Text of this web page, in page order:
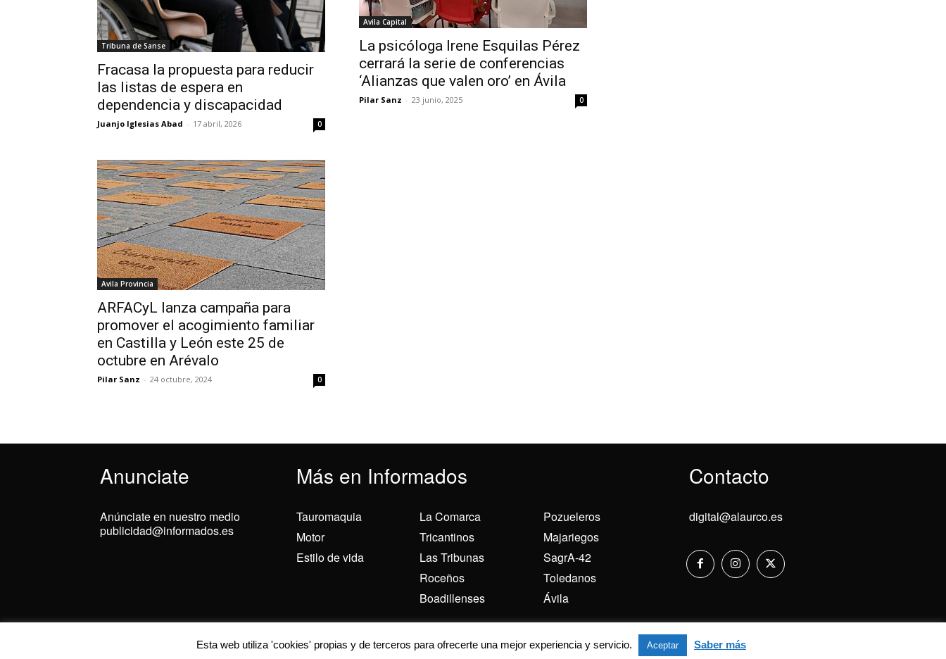
Tribuna de Sanse
Fracasa la propuesta para reducir
las listas de espera en
dependencia y discapacidad
Juanjo Iglesias Abad - 17 abril, 2026 0
Avila Capital
La psicóloga Irene Esquilas Pérez
cerrará la serie de conferencias
‘Alianzas que valen oro’ en Ávila
Pilar Sanz - 23 junio, 2025 0
Avila Provincia
ARFACyL lanza campaña para
promover el acogimiento familiar
en Castilla y León este 25 de
octubre en Arévalo
Pilar Sanz - 24 octubre, 2024 0
Anunciate Más en Informados Contacto
Anúnciate en nuestro medio
publicidad@informados.es
Tauromaquia
Motor
Estilo de vida
La Comarca
Tricantinos
Las Tribunas
Roceños
Boadillenses
Pozueleros
Majariegos
SagrA-42
Toledanos
Ávila
digital@alaurco.es
Aviso Legal
Esta web utiliza 'cookies' propias y de terceros para ofrecerte una mejor experiencia y servicio. Aceptar Saber más
Utilizamos cookies para ofrecerte la mejor experiencia en nuestra web.
Puedes aprender más sobre qué cookies utilizamos o desactivarlas en losajustes. Aceptar